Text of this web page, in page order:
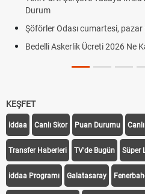
Durum
Şöförler Odası cumartesi, pazar
Bedelli Askerlik Ücreti 2026 Ne
KEŞFET
iddaa Canlı Skor Puan Durumu
Transfer Haberleri TV'de Bugün Süper
iddaa Programı Galatasaray